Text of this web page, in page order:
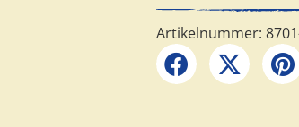
Artikelnummer: